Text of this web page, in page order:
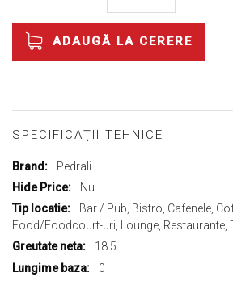
ADAUGĂ LA CERERE
SPECIFICAŢII TEHNICE
Mai
multe
Pedrali
Nu
Bar / Pub, Bistro, Cafenele,
Food/Foodcourt-uri, Lounge, Restaurante,
18.5
0